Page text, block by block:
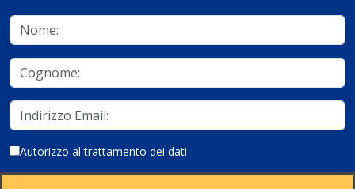
Autorizzo al trattamento dei dati